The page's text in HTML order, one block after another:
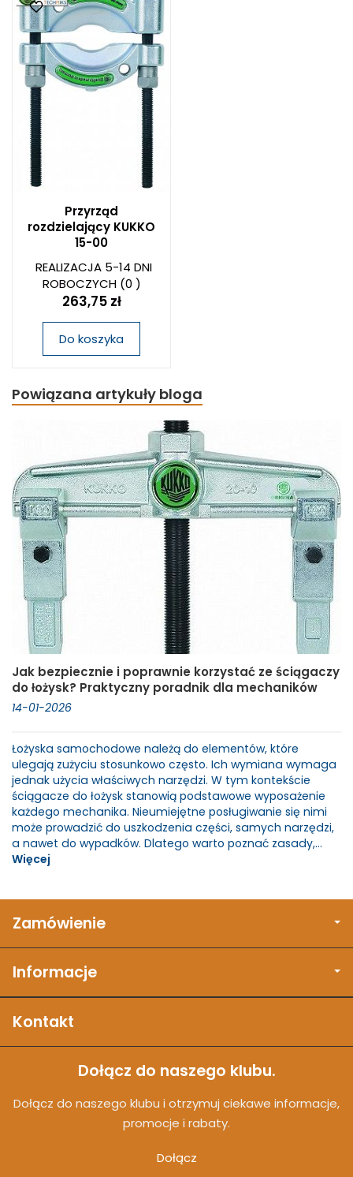
Przyrząd
rozdzielający KUKKO
15-00
REALIZACJA 5-14 DNI
ROBOCZYCH(0 )
263,75 zł
Do koszyka
Powiązana artykuły bloga
Jak bezpiecznie i poprawnie korzystać ze ściągaczy
do łożysk? Praktyczny poradnik dla mechaników
14-01-2026
Łożyska samochodowe należą do elementów, które
ulegają zużyciu stosunkowo często. Ich wymiana wymaga
jednak użycia właściwych narzędzi. W tym kontekście
ściągacze do łożysk stanowią podstawowe wyposażenie
każdego mechanika. Nieumiejętne posługiwanie się nimi
może prowadzić do uszkodzenia części, samych narzędzi,
a nawet do wypadków. Dlatego warto poznać zasady,...
Więcej
Zamówienie
Informacje
Kontakt
Dołącz do naszego klubu.
Dołącz do naszego klubu i otrzymuj ciekawe informacje,
promocje i rabaty.
Dołącz